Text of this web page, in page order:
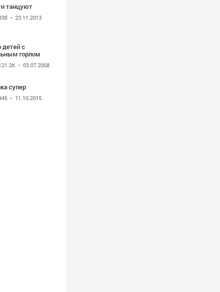
танцуют
• 23.11.2013
детей с
горлом
• 03.07.2008
супер
• 11.10.2015